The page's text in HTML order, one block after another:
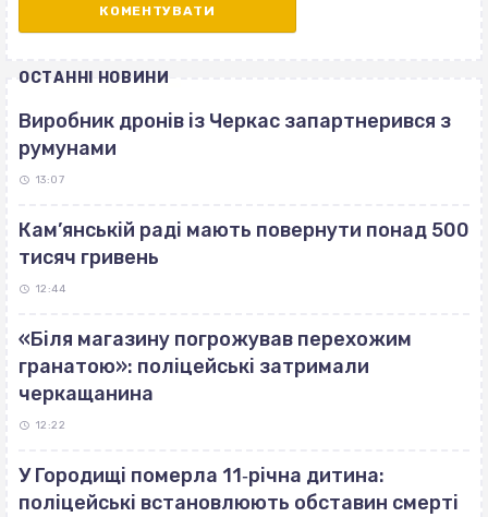
ОСТАННІ НОВИНИ
Виробник дронів із Черкас запартнерився з
румунами
13:07
Кам’янській раді мають повернути понад 500
тисяч гривень
12:44
«Біля магазину погрожував перехожим
гранатою»: поліцейські затримали
черкащанина
12:22
У Городищі померла 11‐річна дитина:
поліцейські встановлюють обставин смерті